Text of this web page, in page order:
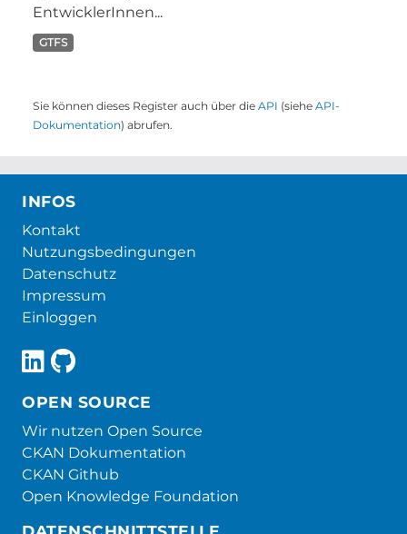
EntwicklerInnen...
GTFS
Sie können dieses Register auch über die API (siehe API-
Dokumentation) abrufen.
INFOS
Kontakt
Nutzungsbedingungen
Datenschutz
Impressum
Einloggen
OPEN SOURCE
Wir nutzen Open Source
CKAN Dokumentation
CKAN Github
Open Knowledge Foundation